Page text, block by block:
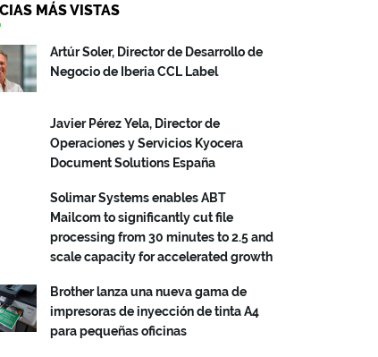
MÁS VISTAS
Artúr Soler, Director de Desarrollo de
Negocio de Iberia CCL Label
Javier Pérez Yela, Director de
Operaciones y Servicios Kyocera
Document Solutions España
Solimar Systems enables ABT
Mailcom to significantly cut file
processing from 30 minutes to 2.5 and
scale capacity for accelerated growth
Brother lanza una nueva gama de
impresoras de inyección de tinta A4
para pequeñas oficinas